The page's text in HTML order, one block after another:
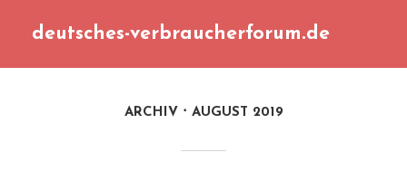
deutsches-verbraucherforum.de
ARCHIV AUGUST 2019